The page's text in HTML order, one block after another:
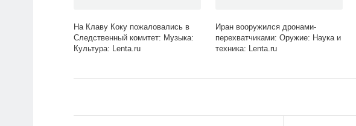
На Клаву Коку пожаловались в
Следственный комитет: Музыка:
Культура: Lenta.ru
Иран вооружился дронами-
перехватчиками: Оружие: Наука и
техника: Lenta.ru